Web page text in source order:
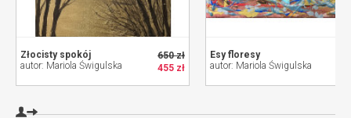
650 zł
455 zł
Złocisty spokój
autor: Mariola Świgulska
Esy floresy
autor: Mariola Świgulska